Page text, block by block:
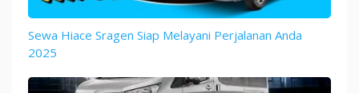
Sewa Hiace Sragen Siap Melayani Perjalanan Anda
2025